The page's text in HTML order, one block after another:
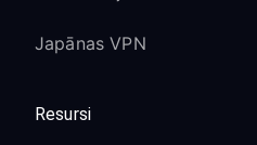
Japānas VPN
Resursi